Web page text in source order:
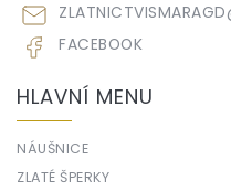
ZLATNICTVISMARAGD
FACEBOOK
HLAVNÍ MENU
NÁUŠNICE
ZLATÉ ŠPERKY